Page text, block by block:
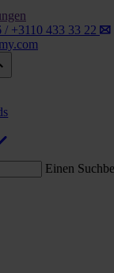
/ +3110 433 33 22
Einen